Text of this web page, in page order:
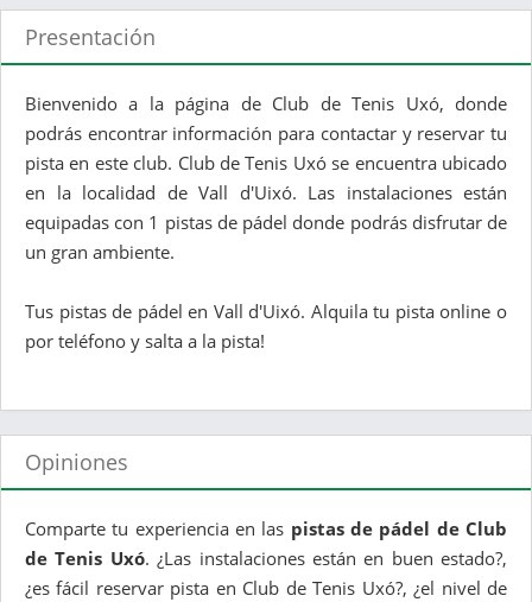
Presentación
Bienvenido a la página de Club de Tenis Uxó, donde
podrás encontrar información para contactar y reservar tu
pista en este club. Club de Tenis Uxó se encuentra ubicado
en la localidad de Vall d'Uixó. Las instalaciones están
equipadas con 1 pistas de pádel donde podrás disfrutar de
un gran ambiente.
Tus pistas de pádel en Vall d'Uixó. Alquila tu pista online o
por teléfono y salta a la pista!
Opiniones
Comparte tu experiencia en las pistas de pádel de Club
de Tenis Uxó. ¿Las instalaciones están en buen estado?,
¿es fácil reservar pista en Club de Tenis Uxó?, ¿el nivel de